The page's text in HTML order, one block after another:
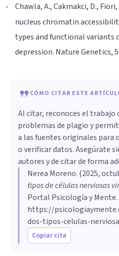
Chawla, A., Cakmakci, D.,
nucleus chromatin
types and functional
depression. Nature Genetics,
CÓMO CITAR ESTE
Al citar, reconoces el trabajo
problemas de plagio y
a las fuentes originales para
o verificar datos. Asegúrate
autores y de citar de forma
Nerea Moreno. (2025,
tipos de células nerviosas
Portal Psicología y Mente.
https://
dos-tipos-celulas-
Copiar cita